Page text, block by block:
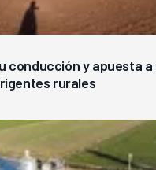
conducción y apuesta a
rurales